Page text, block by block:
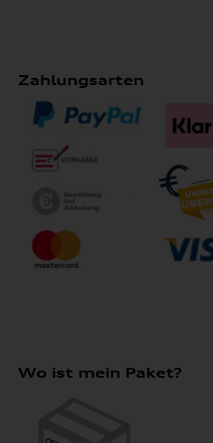
Zahlungsarten
Wo ist mein Paket?